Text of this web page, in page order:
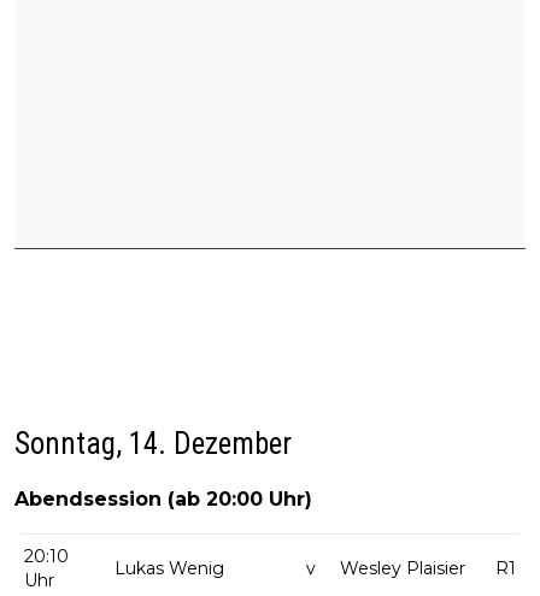
Sonntag, 14. Dezember
Abendsession (ab 20:00 Uhr)
20:10
Uhr
Lukas Wenig v Wesley Plaisier R1